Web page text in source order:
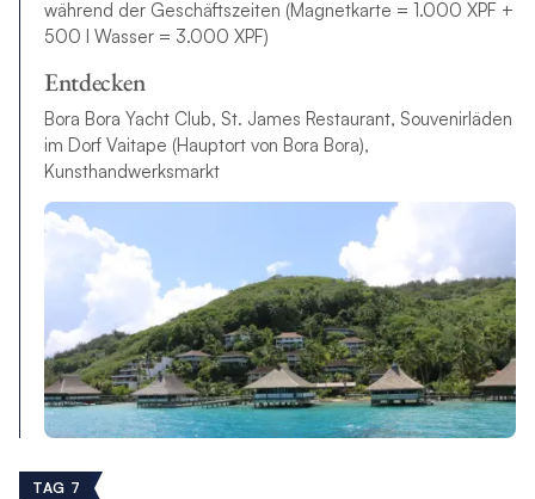
während der Geschäftszeiten (Magnetkarte = 1.000 XPF +
500 l Wasser = 3.000 XPF)
Entdecken
Bora Bora Yacht Club, St. James Restaurant, Souvenirläden
im Dorf Vaitape (Hauptort von Bora Bora),
Kunsthandwerksmarkt
TAG 7